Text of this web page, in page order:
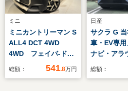
ミニ
ミニカントリーマン S
ALL4 DCT 4WD
4WD フェイバ-ドト
リム 19インチアロ
総額： 541.8万円
日産
サクラ G
車・EV専
ナビ・アラ
ーモニター
総額：